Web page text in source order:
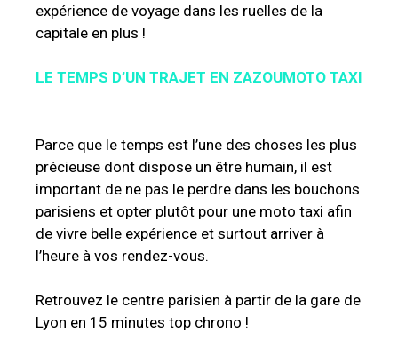
expérience de voyage dans les ruelles de la
capitale en plus !
LE TEMPS D’UN TRAJET EN ZAZOUMOTO TAXI
Parce que le temps est l’une des choses les plus
précieuse dont dispose un être humain, il est
important de ne pas le perdre dans les bouchons
parisiens et opter plutôt pour une moto taxi afin
de vivre belle expérience et surtout arriver à
l’heure à vos rendez-vous.
Retrouvez le centre parisien à partir de la gare de
Lyon en 15 minutes top chrono !